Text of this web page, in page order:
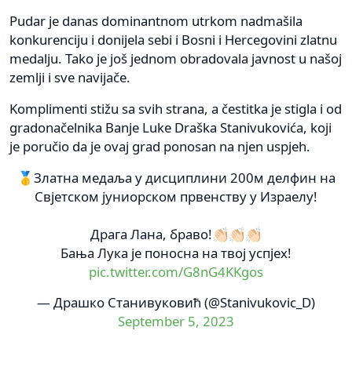
Pudar je danas dominantnom utrkom nadmašila
konkurenciju i donijela sebi i Bosni i Hercegovini zlatnu
medalju. Tako je još jednom obradovala javnost u našoj
zemlji i sve navijače.
Komplimenti stižu sa svih strana, a čestitka je stigla i od
gradonačelnika Banje Luke Draška Stanivukovića, koji
je poručio da je ovaj grad ponosan na njen uspjeh.
🥇Златна медаља у дисциплини 200м делфин на
Свјетском јуниорском првенству у Израелу!
Драга Лана, браво!👏🏻👏🏻👏🏻
Бања Лука је поносна на твој успјех!
pic.twitter.com/G8nG4KKgos
— Драшко Станивуковић (@Stanivukovic_D)
September 5, 2023